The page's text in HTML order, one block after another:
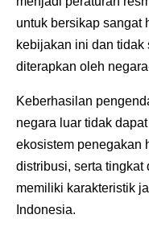
untuk bersikap sangat
kebijakan ini dan tidak
diterapkan oleh
Keberhasilan
negara luar tidak
ekosistem penegakan
distribusi, serta tingkat
memiliki karakteristik
Indonesia.